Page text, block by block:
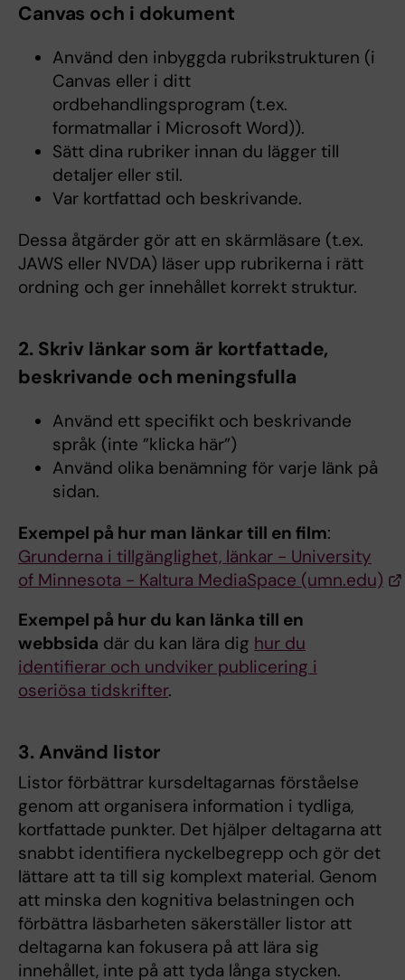
Canvas och i dokument
Använd den inbyggda rubrikstrukturen (i
Canvas eller i ditt
ordbehandlingsprogram (t.ex.
formatmallar i Microsoft Word)).
Sätt dina rubriker innan du lägger till
detaljer eller stil.
Var kortfattad och beskrivande.
Dessa åtgärder gör att en skärmläsare (t.ex.
JAWS eller NVDA) läser upp rubrikerna i rätt
ordning och ger innehållet korrekt struktur.
2. Skriv länkar som är kortfattade,
beskrivande och meningsfulla
Använd ett specifikt och beskrivande
språk (inte ”klicka här”)
Använd olika benämning för varje länk på
sidan.
Exempel på hur man länkar till en film:
Grunderna i tillgänglighet, länkar - University
of Minnesota - Kaltura MediaSpace (umn.edu)
Exempel på hur du kan länka till en
webbsida där du kan lära dig hur du
identifierar och undviker publicering i
oseriösa tidskrifter.
3. Använd listor
Listor förbättrar kursdeltagarnas förståelse
genom att organisera information i tydliga,
kortfattade punkter. Det hjälper deltagarna att
snabbt identifiera nyckelbegrepp och gör det
lättare att ta till sig komplext material. Genom
att minska den kognitiva belastningen och
förbättra läsbarheten säkerställer listor att
deltagarna kan fokusera på att lära sig
innehållet, inte på att tyda långa stycken.